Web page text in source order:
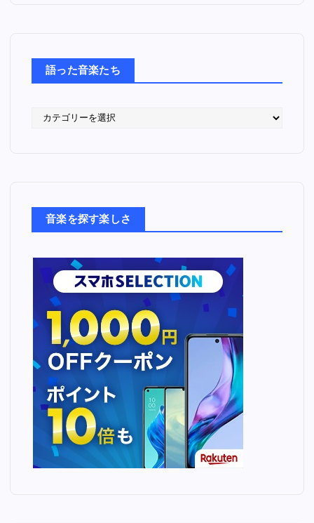
語った音楽たち
音楽を探す楽しさ